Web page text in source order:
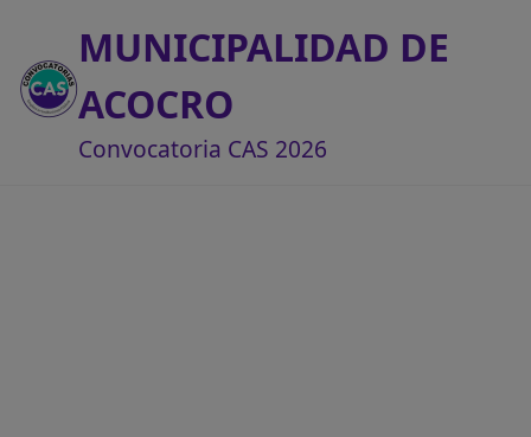
MUNICIPALIDAD DE
ACOCRO
Convocatoria CAS 2026